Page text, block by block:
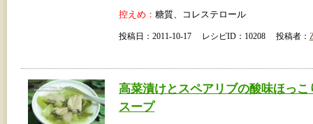
控えめ： 糖質、コレステロール
投稿日：2011-10-17 レシピID：10208 投稿者：
高菜漬けとスペアリブの酸味ほっこ
スープ